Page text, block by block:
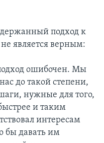
подход к
является верным:
ошибочен. Мы
до такой степени,
нужные для того,
и таким
интересам
бы давать им